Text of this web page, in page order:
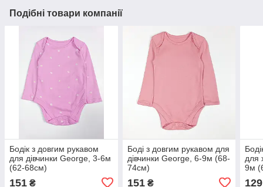
Подібні товари компанії
Бодік з довгим рукавом
для дівчинки George, 3-6м
(62-68см)
151 ₴
Боді з довгим рукавом для
дівчинки George, 6-9м (68-
74см)
151₴
для
9м
129